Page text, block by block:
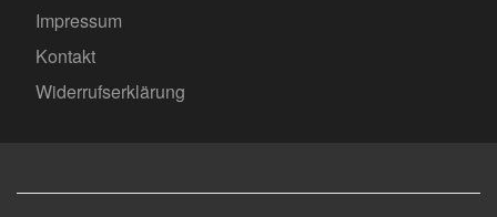
Impressum
Kontakt
Widerrufserklärung